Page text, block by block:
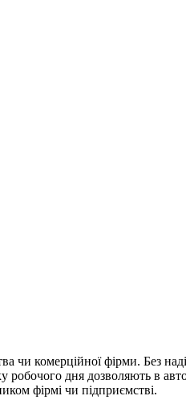
чи комерційної фірми. Без
дня дозволяють в
фірмі чи підприємстві.